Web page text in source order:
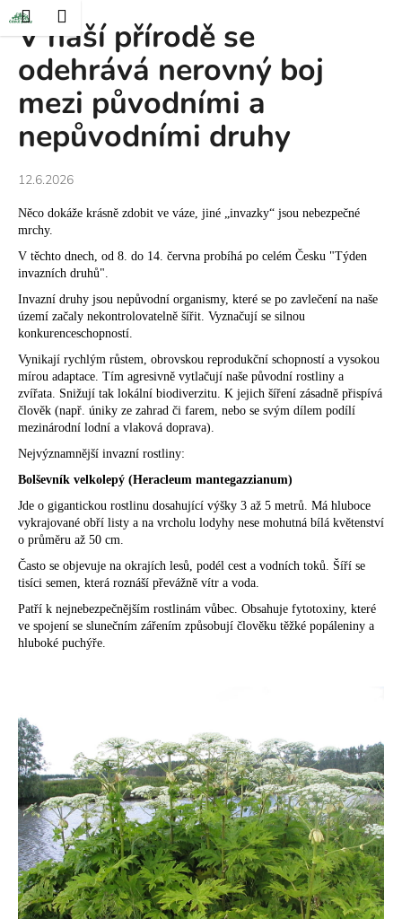
Přejít
obsah
Nákupní
košík
V naší přírodě se
odehrává nerovný boj
mezi původními a
nepůvodními druhy
12.6.2026
Něco dokáže krásně zdobit ve váze, jiné „invazky“ jsou nebezpečné
mrchy.
V těchto dnech, od 8. do 14. června probíhá po celém Česku "Týden
invazních druhů".
Invazní druhy jsou nepůvodní organismy, které se po zavlečení na naše
území začaly nekontrolovatelně šířit. Vyznačují se silnou
konkurenceschopností.
Vynikají rychlým růstem, obrovskou reprodukční schopností a vysokou
mírou adaptace. Tím agresivně vytlačují naše původní rostliny a
zvířata. Snižují tak lokální biodiverzitu. K jejich šíření zásadně přispívá
člověk (např. úniky ze zahrad či farem, nebo se svým dílem podílí
mezinárodní lodní a vlaková doprava).
Nejvýznamnější invazní rostliny:
Bolševník velkolepý (Heracleum mantegazzianum)
Jde o gigantickou rostlinu dosahující výšky 3 až 5 metrů. Má hluboce
vykrajované obří listy a na vrcholu lodyhy nese mohutná bílá květenství
o průměru až 50 cm.
Často se objevuje na okrajích lesů, podél cest a vodních toků. Šíří se
tisíci semen, která roznáší převážně vítr a voda.
Patří k nejnebezpečnějším rostlinám vůbec. Obsahuje fytotoxiny, které
ve spojení se slunečním zářením způsobují člověku těžké popáleniny a
hluboké puchýře.
K
o
Zpět
Zpět
C
o
p
o
t
ř
e
b
u
j
e
t
e
n
a
j
í
t
?
HLEDAT
p
o
r
u
č
u
j
e
m
e